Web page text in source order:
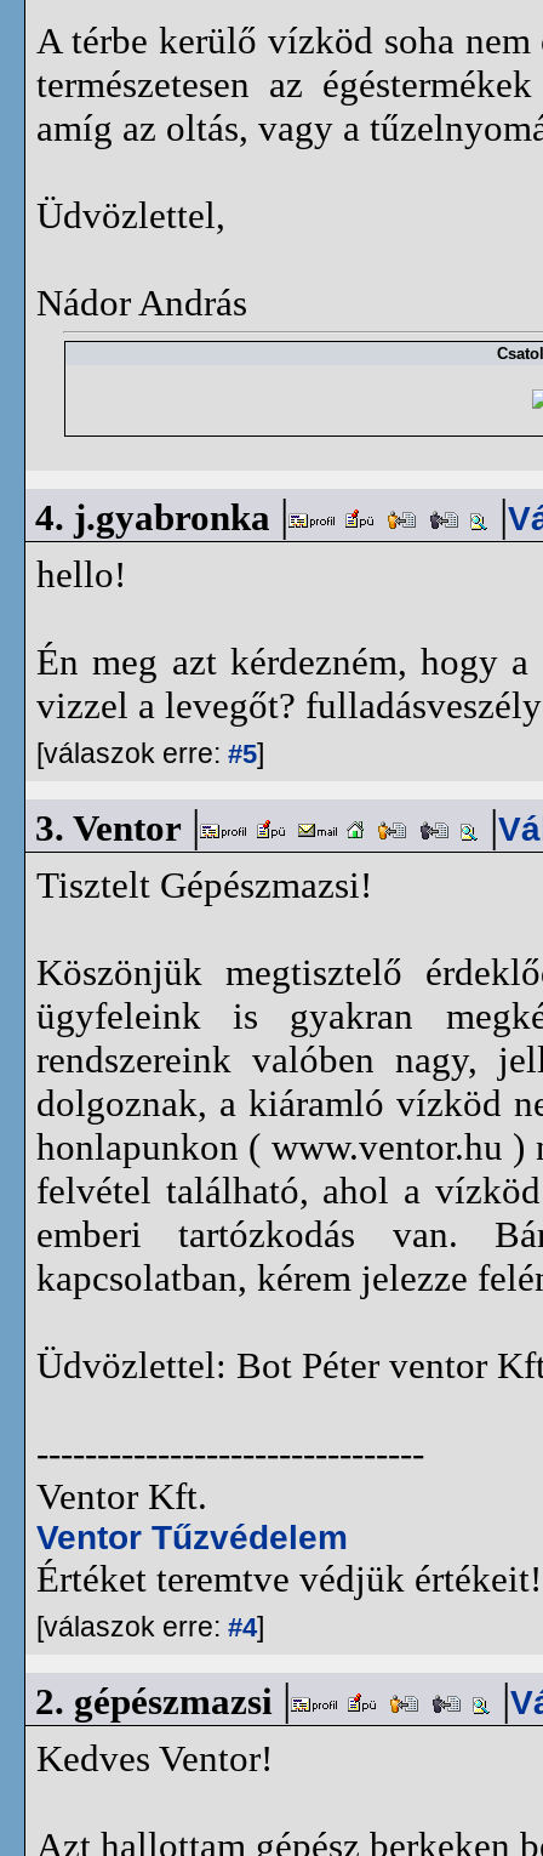
A térbe kerülő vízköd soha nem
természetesen az
amíg az oltás, vagy a
Üdvözlettel,
Nádor András
4. j.gyabronka | |
hello!
Én meg azt kérdezném, hogy
vizzel a levegőt?
[válaszok erre: #5]
3. Ventor | |
Tisztelt Gépészmazsi!
Köszönjük megtisztelő
ügyfeleink is gyakran
rendszereink valóben nagy,
dolgoznak, a kiáramló vízköd
honlapunkon ( www.ventor.hu )
felvétel található, ahol a
emberi tartózkodás van.
kapcsolatban, kérem jelezze
Üdvözlettel: Bot Péter ventor
--------------------------------
Ventor Kft.
Ventor Tűzvédelem
Értéket teremtve védjük értékeit!
[válaszok erre: #4]
2. gépészmazsi | |
Kedves Ventor!
Azt hallottam gépész berkeken